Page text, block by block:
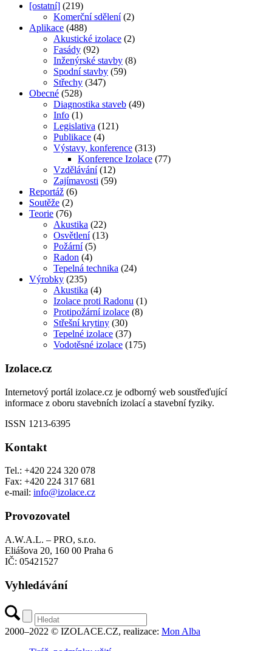
[ostatní] (219)
Komerční sdělení (2)
Aplikace (488)
Akustické izolace (2)
Fasády (92)
Inženýrské stavby (8)
Spodní stavby (59)
Střechy (347)
Obecné (528)
Diagnostika staveb (49)
Info (1)
Legislativa (121)
Publikace (4)
Výstavy, konference (313)
Konference Izolace (77)
Vzdělávání (12)
Zajímavosti (59)
Reportáž (6)
Soutěže (2)
Teorie (76)
Akustika (22)
Osvětlení (13)
Požární (5)
Radon (4)
Tepelná technika (24)
Výrobky (235)
Akustika (4)
Izolace proti Radonu (1)
Protipožární izolace (8)
Střešní krytiny (30)
Tepelné izolace (37)
Vodotěsné izolace (175)
Izolace.cz
Internetový portál izolace.cz je odborný web soustřeďující
informace z oboru stavebních izolací a stavební fyziky.
ISSN 1213-6395
Kontakt
Tel.: +420 224 320 078
Fax: +420 224 317 681
e-mail: info@izolace.cz
Provozovatel
A.W.A.L. – PRO, s.r.o.
Eliášova 20, 160 00 Praha 6
IČ: 05421527
Vyhledávání
2000–2022 © IZOLACE.CZ, realizace: Mon Alba